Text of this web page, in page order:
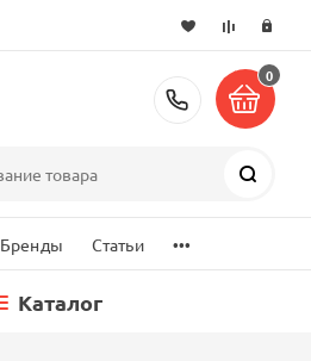
+7 (495)
0
Бренды Статьи ...
Каталог